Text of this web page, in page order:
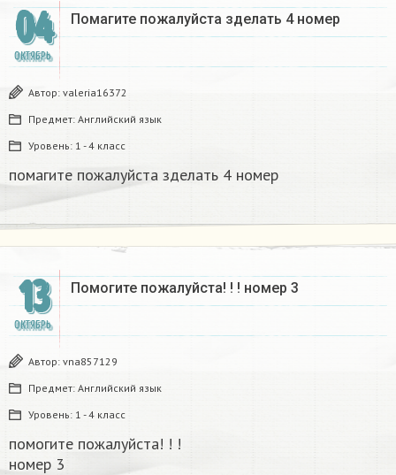
04
ОКТЯБРЬ
Помагите пожалуйста зделать 4 номер
Автор: valeria16372
Предмет: Английский язык
Уровень: 1 - 4 класс
помагите пожалуйста зделать 4 номер
13
ОКТЯБРЬ
Помогите пожалуйста! ! ! номер 3
Автор: vna857129
Предмет: Английский язык
Уровень: 1 - 4 класс
помогите пожалуйста! ! !
номер 3